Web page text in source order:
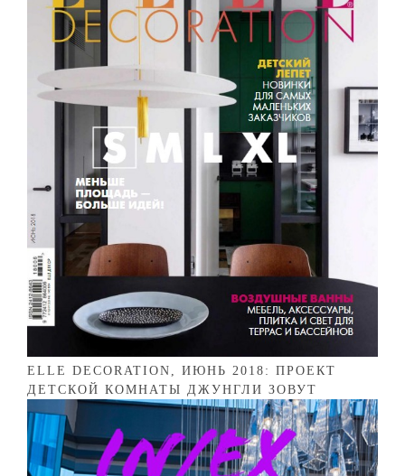
ELLE DECORATION, ИЮНЬ 2018: ПРОЕКТ
ДЕТСКОЙ КОМНАТЫ ДЖУНГЛИ ЗОВУТ